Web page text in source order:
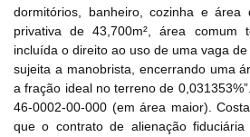
dormitórios, banheiro, cozinha e
privativa de 43,700m², área comum
incluída o direito ao uso de uma vaga
sujeita a manobrista, encerrando uma
a fração ideal no terreno de
46-0002-00-000 (em área maior).
que o contrato de alienação
Envie sua Proposta
(Art. 895, CPC)
Histórico de Propostas
Data
Habilite-se para efetuar
propostas